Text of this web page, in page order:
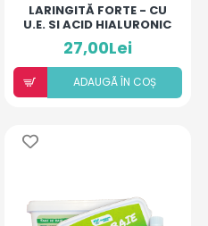
LARINGITĂ FORTE - CU
U.E. SI ACID HIALURONIC
(LĂMÂIE)
27,00Lei
ADAUGÃ ÎN COȘ